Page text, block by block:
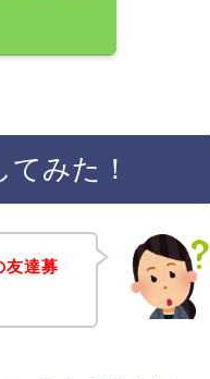
みた！
友達募